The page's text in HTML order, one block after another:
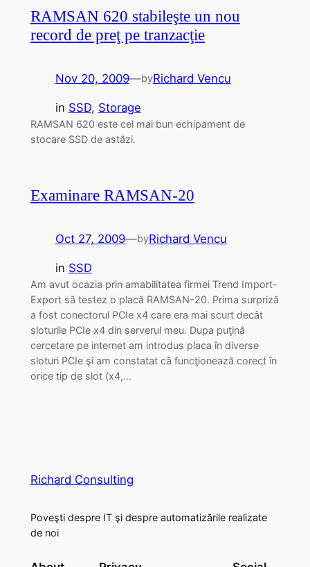
RAMSAN 620 stabileşte un nou
record de preţ pe tranzacţie
Nov 20, 2009—byRichard Vencu
in SSD, Storage
RAMSAN 620 este cel mai bun echipament de
stocare SSD de astăzi.
Examinare RAMSAN-20
Oct 27, 2009—byRichard Vencu
in SSD
Am avut ocazia prin amabilitatea firmei Trend Import-
Export să testez o placă RAMSAN-20. Prima surpriză
a fost conectorul PCIe x4 care era mai scurt decât
sloturile PCIe x4 din serverul meu. Dupa puţină
cercetare pe internet am introdus placa în diverse
sloturi PCIe şi am constatat că funcţionează corect în
orice tip de slot (x4,…
Richard Consulting
Poveşti despre IT şi despre automatizările realizate
de noi